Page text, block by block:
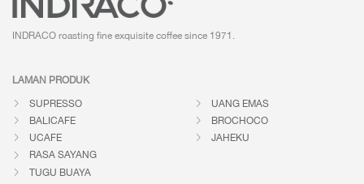
INDRACO roasting fine exquisite coffee since 1971.
LAMAN PRODUK
SUPRESSO
BALICAFE
UCAFE
RASA SAYANG
TUGU BUAYA
UANG EMAS
BROCHOCO
JAHEKU